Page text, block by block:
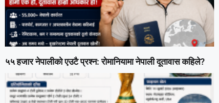
५५ हजार नेपालीको एउटै प्रश्न: रोमानियामा नेपाली दूतावास कहिले?